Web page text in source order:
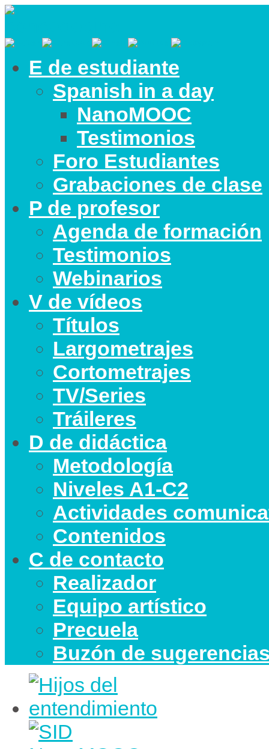
E de estudiante
Spanish in a day
NanoMOOC
Testimonios
Foro Estudiantes
Grabaciones de clase
P de profesor
Agenda de formación
Testimonios
Webinarios
V de vídeos
Títulos
Largometrajes
Cortometrajes
TV/Series
Tráileres
D de didáctica
Metodología
Niveles A1-C2
Actividades
Contenidos
C de contacto
Realizador
Equipo artístico
Precuela
Buzón de